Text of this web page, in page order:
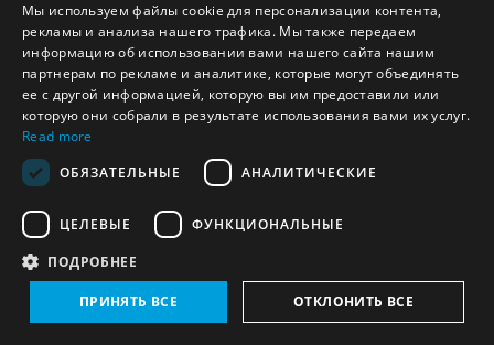
Коморские Острова (3)
Договор о запрещении ядерного оружия
(ДЗЯО)
(3
Китай (3)
Конвенция о биологическом оружии
(КБТО)
ARABIC
PERSIAN
FRENCH
Мы используем файлы cookie для персонализации контента,
рекламы и анализа нашего трафика. Мы также передаем
информацию об использовании вами нашего сайта нашим
партнерам по рекламе и аналитике, которые могут объединять
ее с другой информацией, которую вы им предоставили или
которую они собрали в результате использования вами их услуг.
Read more
ОБЯЗАТЕЛЬНЫЕ
АНАЛИТИЧЕСКИЕ
ЦЕЛЕВЫЕ ФУНКЦИОНАЛЬНЫЕ
ПОДРОБНЕЕ
ПРИНЯТЬ ВСЕ ОТКЛОНИТЬ ВСЕ